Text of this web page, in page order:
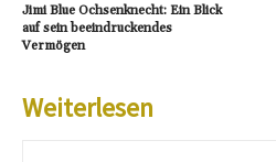
Jimi Blue Ochsenknecht: Ein Blick
auf sein beeindruckendes
Vermögen
Weiterlesen